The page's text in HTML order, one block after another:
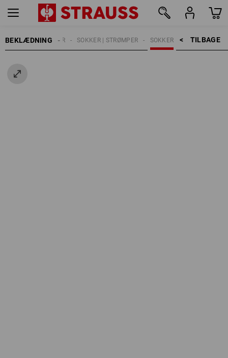
BEKLÆDNING TILBAGE    >
SOKKER
SOKKER | STRØMPER
HERRER